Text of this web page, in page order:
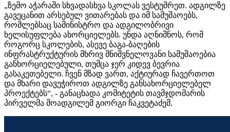
„ზემო აჭარაში სხვადასხვა სკოლას ვესტუმრეთ. ადგილზე
გავეცანით არსებულ ვითარებას და იმ სამუშაოებს,
რომლებსაც სამინისტრო და ადგილობრივი
ხელისუფლება ახორციელებს. უნდა აღნიშნოს, რომ
როგორც სკოლების, ასევე ბაგა-ბაღების
ინფრასტრუქტურის მხრივ მნიშვნელოვანი სამუშაოებია
განხორციელებული, თუმცა ჯერ კიდევ ბევრია
გასაკეთებელი. ჩვენ მზად ვართ, აქტიურად ჩავერთოთ
და მხარი დავუჭიროთ ადგილზე განსახორციელებელ
პროექტებს“, - განაცხადა კომიტეტის თავმჯდომარის
პირველმა მოადგილემ გიორგი ჩაკვეტაძემ.